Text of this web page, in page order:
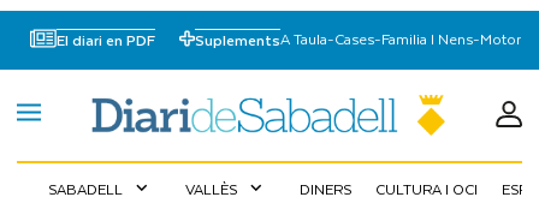
El diari en PDF SuplementsA Taula-Cases-Familia I Nens-Motor
SABADELL expand_more VALLÈS expand_more DINERS CULTURA I OCI